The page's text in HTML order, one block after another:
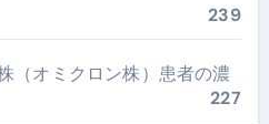
239
（オミクロン株）患者の濃
227